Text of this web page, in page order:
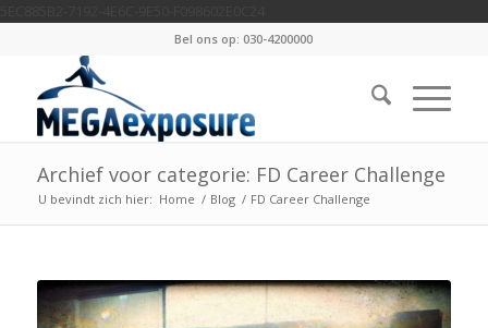
Bel ons op: 030-4200000
Archief voor categorie: FD Career Challenge
U bevindt zich hier: Home / Blog / FD Career Challenge